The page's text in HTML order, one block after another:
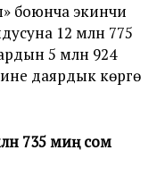
боюнча экинчи
12 млн 775
5 млн 924
даярдык көрүүгө
735 миң сом